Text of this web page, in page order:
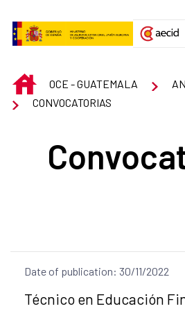
INICIOOCE - GUATEMALA
CONVOCATORIAS
Date of publication: 30/11/2022
Title of the
Técnico en Educación